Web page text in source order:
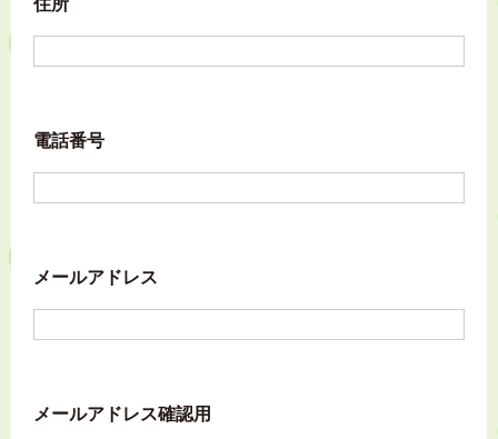
住所
電話番号
メールアドレス
メールアドレス確認用